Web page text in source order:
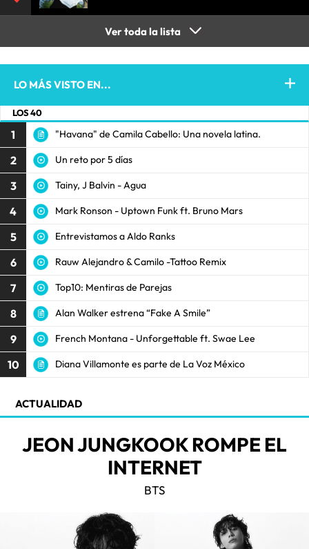
Ver toda la lista
LO MÁS VISTO EN...
LOS 40
1 "Havana" de Camila Cabello: Una novela latina.
2 Un reto por 5 días
3 Tainy, J Balvin - Agua
4 Mark Ronson - Uptown Funk ft. Bruno Mars
5 Entrevistamos a Aldo Ranks
6 Rauw Alejandro & Camilo -Tattoo Remix
7 Top10: Mentiras de Parejas
8 Alan Walker estrena “Fake A Smile”
9 French Montana - Unforgettable ft. Swae Lee
10 Diana Villamonte es parte de La Voz México
ACTUALIDAD
JEON JUNGKOOK ROMPE EL
INTERNET
BTS